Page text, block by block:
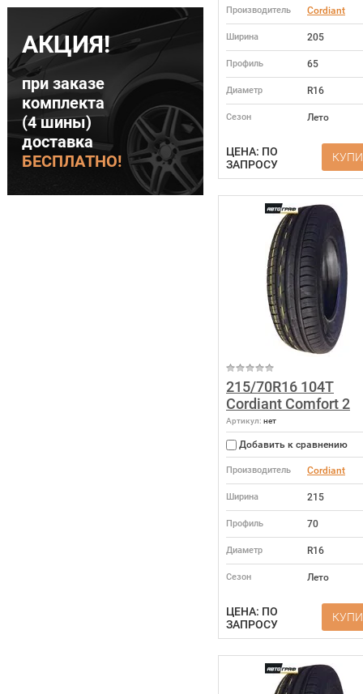
Производитель Cordiant
Ширина 205
Профиль 65
Диаметр R16
Сезон Лето
ЦЕНА: ПО
ЗАПРОСУ
215/70R16 104T
Cordiant Comfort 2
Артикул: нет
Добавить к сравнению
Производитель Cordiant
Ширина 215
Профиль 70
Диаметр R16
Сезон Лето
ЦЕНА: ПО
ЗАПРОСУ
АКЦИЯ!
при заказе
комплекта
(4 шины)
доставка
БЕСПЛАТНО!